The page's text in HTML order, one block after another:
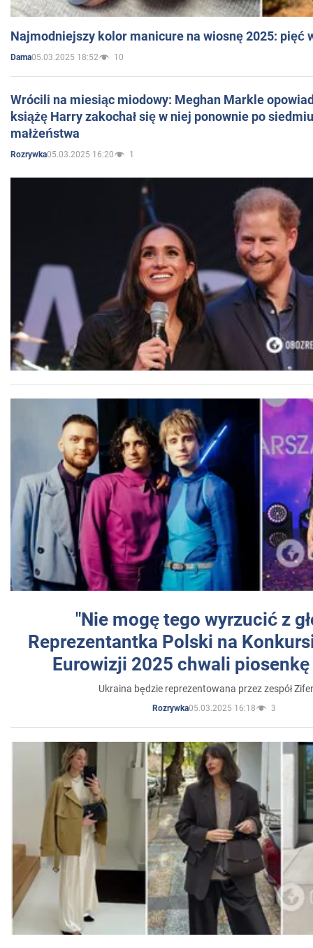
Najmodniejszy kolor manicure na wiosnę 2025: pięć
Dama05.03.2025 18:52 10
Wrócili na miesiąc miodowy: Meghan Markle
książę Harry zakochał się w niej ponownie po
małżeństwa
Rozrywka05.03.2025 16:20 1
"Nie mogę tego wyrzucić z
Reprezentantka Polski na
Eurowizji 2025 chwali
Ukraina będzie reprezentowana przez zespół
Rozrywka05.03.2025 16:18 3